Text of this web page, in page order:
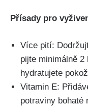
Přísady pro
Více pití:
pijte⁢ minimálně
⁣hydratujete
Vitamin⁤ E:
potraviny bohaté‌